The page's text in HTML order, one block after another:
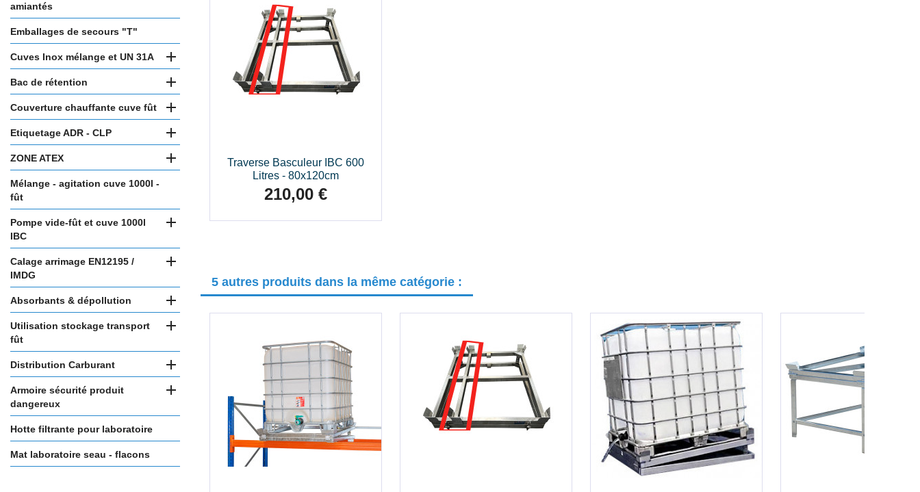
amiantés
Emballages de secours "T"
Cuves Inox mélange et UN 31A 
Bac de rétention 
Couverture chauffante cuve fût 
Etiquetage ADR - CLP 
ZONE ATEX 
Mélange - agitation cuve 1000l -
fût
Pompe vide-fût et cuve 1000l
IBC

Calage arrimage EN12195 /
IMDG

Absorbants & dépollution 
Utilisation stockage transport
fût

Distribution Carburant 
Armoire sécurité produit
dangereux

Hotte filtrante pour laboratoire
Mat laboratoire seau - flacons
Traverse Basculeur IBC 600
Litres - 80x120cm
Prix
210,00 €
5 autres produits dans la même catégorie :